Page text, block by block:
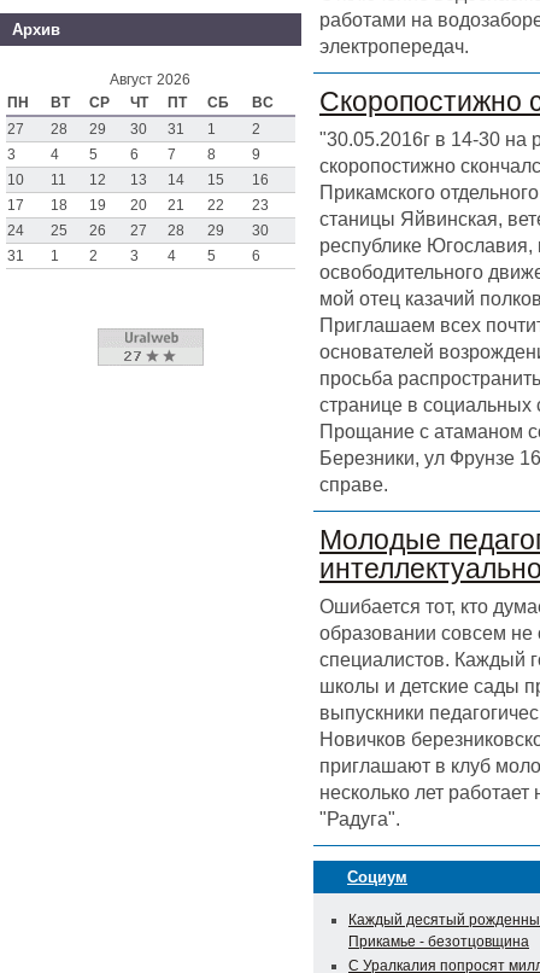
работами на
электропередач.
Скоропостижно
"30.05.2016г в 14-30 на
скоропостижно
Прикамского
станицы Яйвинская,
республике
освободительного
мой отец казачий
Приглашаем всех
основателей
просьба
странице в
Прощание с атаманом
Березники, ул Фрунзе
справе.
Молодые
Ошибается тот, кто
образовании совсем
специалистов. Каждый
школы и детские сады
выпускники
Новичков
приглашают в клуб
несколько лет
"Радуга".
Социум
Каждый десятый
Прикамье - безотцовщина
С Уралкалия попросят
Архив
Август 2026
ПН
ВТ СР ЧТ ПТ СБ
ВС
27
28 29 30 31 1
2
3
4 5 6 7 8
9
10
11 12 13 14 15
16
17
18 19 20 21 22
23
24
25 26 27 28 29
30
31
1 2 3 4 5 6